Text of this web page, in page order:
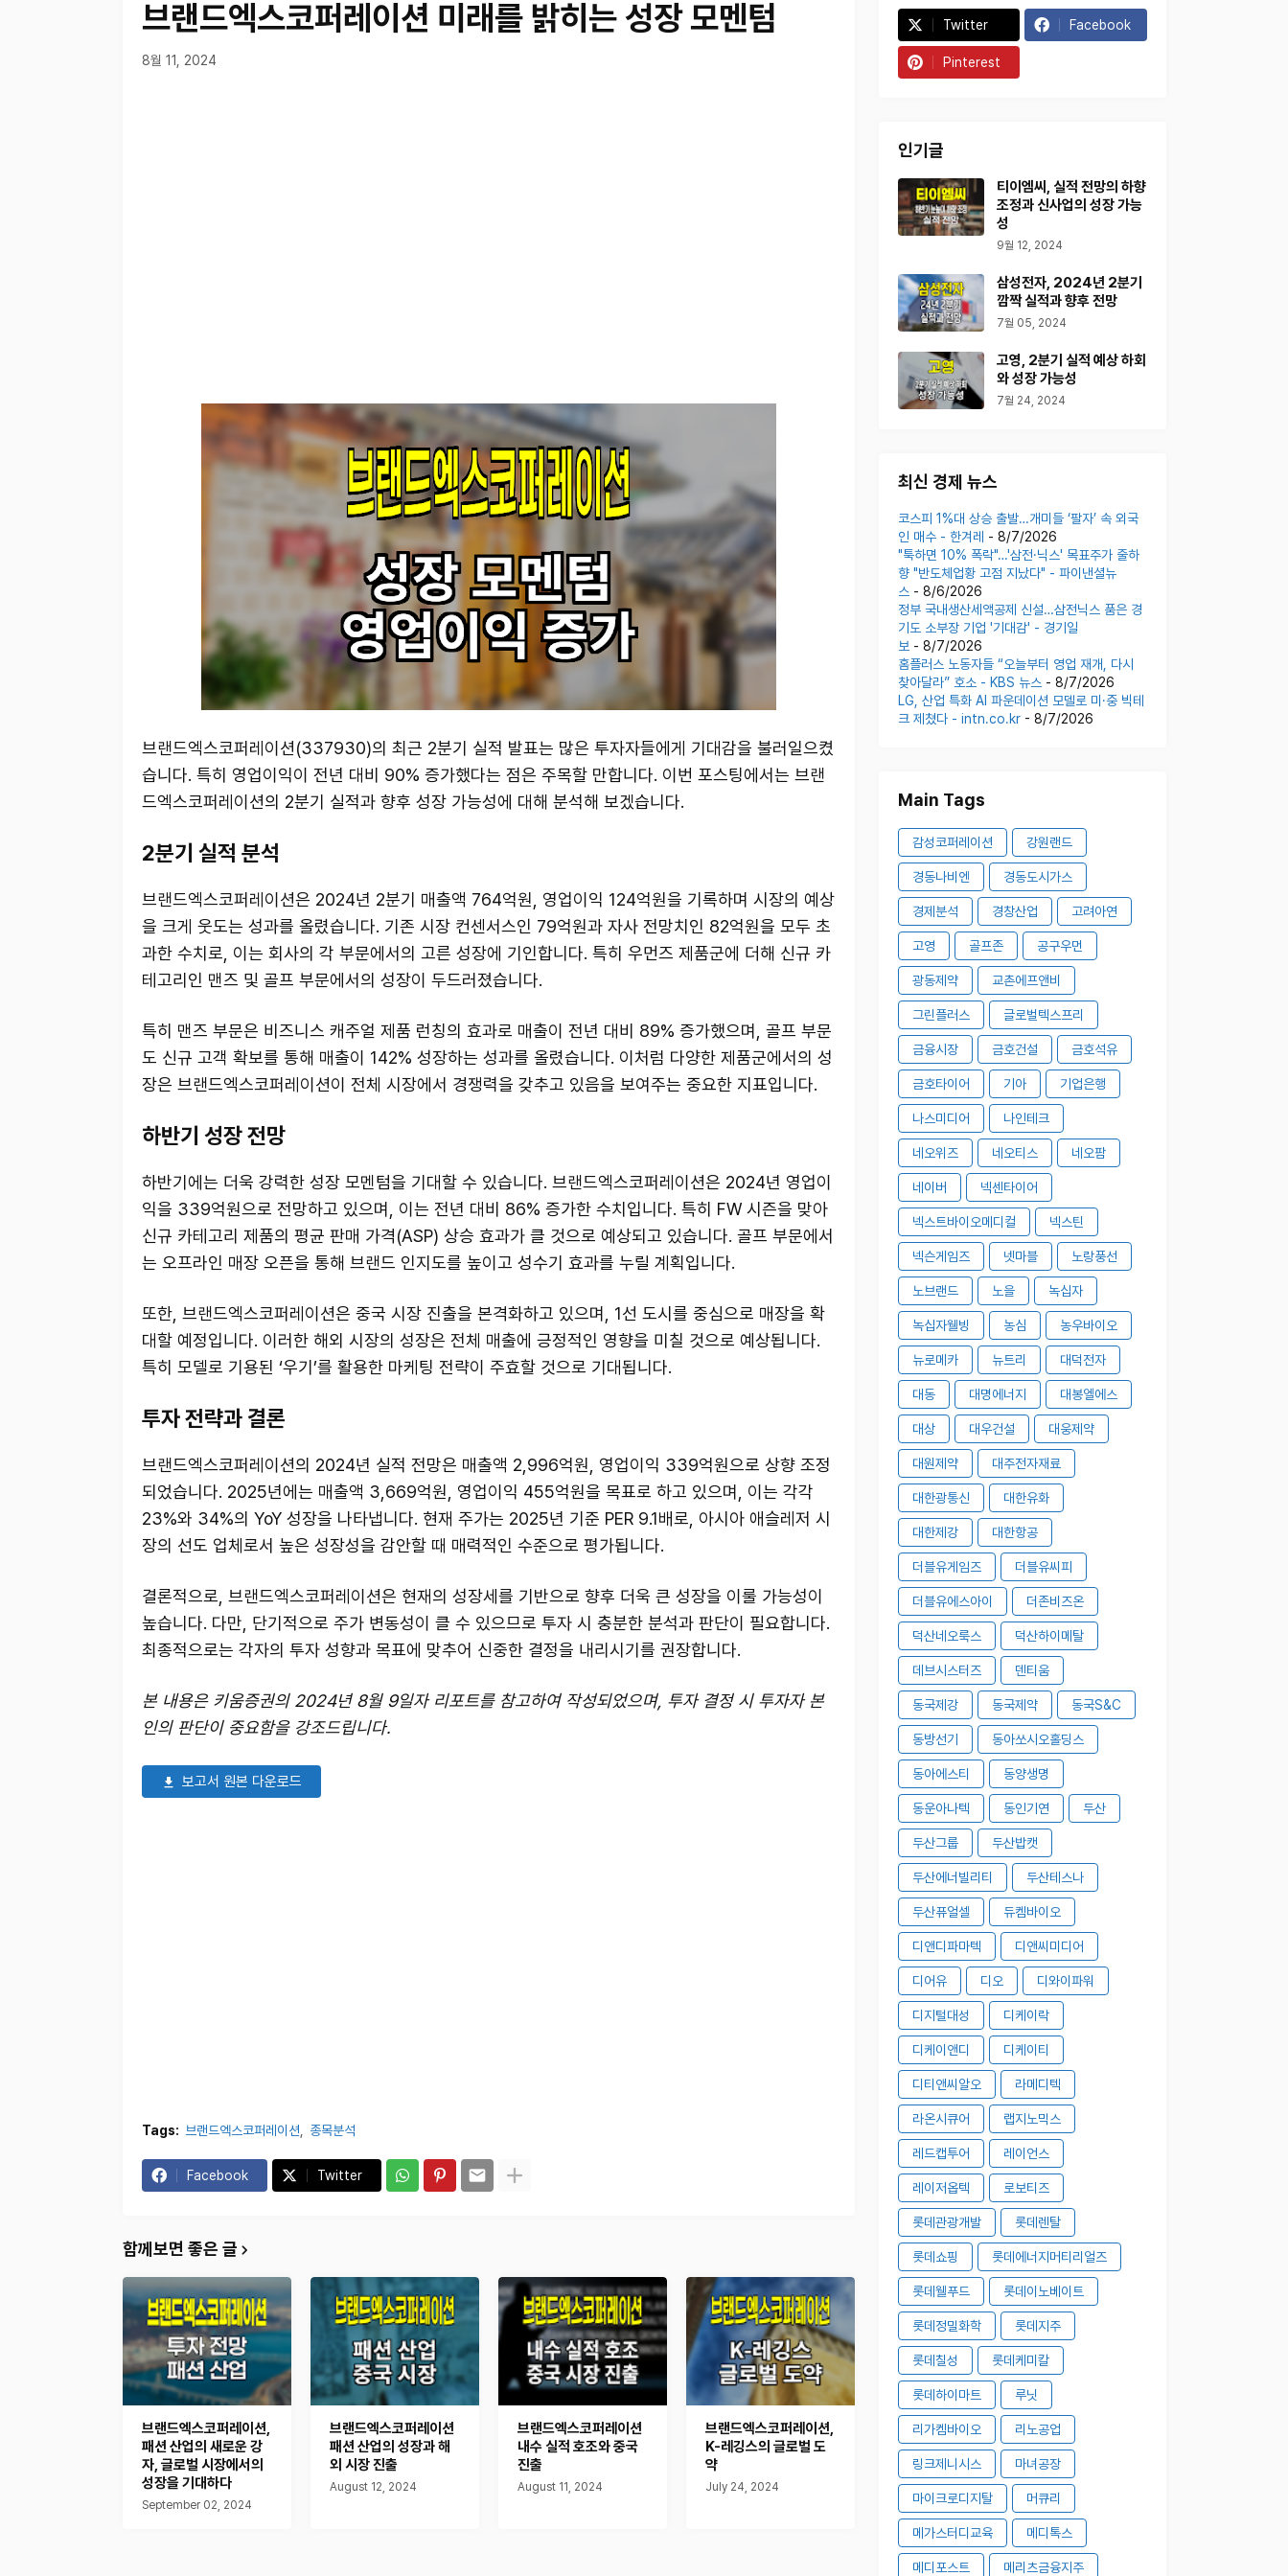
브랜드엑스코퍼레이션 미래를 밝히는 성장 모멘텀
8월 11, 2024
브랜드엑스코퍼레이션(337930)의 최근 2분기 실적 발표는 많은 투자자들에게 기대감을 불러일으켰
습니다. 특히 영업이익이 전년 대비 90% 증가했다는 점은 주목할 만합니다. 이번 포스팅에서는 브랜
드엑스코퍼레이션의 2분기 실적과 향후 성장 가능성에 대해 분석해 보겠습니다.
2분기 실적 분석
브랜드엑스코퍼레이션은 2024년 2분기 매출액 764억원, 영업이익 124억원을 기록하며 시장의 예상
을 크게 웃도는 성과를 올렸습니다. 기존 시장 컨센서스인 79억원과 자사 전망치인 82억원을 모두 초
과한 수치로, 이는 회사의 각 부문에서의 고른 성장에 기인합니다. 특히 우먼즈 제품군에 더해 신규 카
테고리인 맨즈 및 골프 부문에서의 성장이 두드러졌습니다.
특히 맨즈 부문은 비즈니스 캐주얼 제품 런칭의 효과로 매출이 전년 대비 89% 증가했으며, 골프 부문
도 신규 고객 확보를 통해 매출이 142% 성장하는 성과를 올렸습니다. 이처럼 다양한 제품군에서의 성
장은 브랜드엑스코퍼레이션이 전체 시장에서 경쟁력을 갖추고 있음을 보여주는 중요한 지표입니다.
하반기 성장 전망
하반기에는 더욱 강력한 성장 모멘텀을 기대할 수 있습니다. 브랜드엑스코퍼레이션은 2024년 영업이
익을 339억원으로 전망하고 있으며, 이는 전년 대비 86% 증가한 수치입니다. 특히 FW 시즌을 맞아
신규 카테고리 제품의 평균 판매 가격(ASP) 상승 효과가 클 것으로 예상되고 있습니다. 골프 부문에서
는 오프라인 매장 오픈을 통해 브랜드 인지도를 높이고 성수기 효과를 누릴 계획입니다.
또한, 브랜드엑스코퍼레이션은 중국 시장 진출을 본격화하고 있으며, 1선 도시를 중심으로 매장을 확
대할 예정입니다. 이러한 해외 시장의 성장은 전체 매출에 긍정적인 영향을 미칠 것으로 예상됩니다.
특히 모델로 기용된 ‘우기’를 활용한 마케팅 전략이 주효할 것으로 기대됩니다.
투자 전략과 결론
브랜드엑스코퍼레이션의 2024년 실적 전망은 매출액 2,996억원, 영업이익 339억원으로 상향 조정
되었습니다. 2025년에는 매출액 3,669억원, 영업이익 455억원을 목표로 하고 있으며, 이는 각각
23%와 34%의 YoY 성장을 나타냅니다. 현재 주가는 2025년 기준 PER 9.1배로, 아시아 애슬레저 시
장의 선도 업체로서 높은 성장성을 감안할 때 매력적인 수준으로 평가됩니다.
결론적으로, 브랜드엑스코퍼레이션은 현재의 성장세를 기반으로 향후 더욱 큰 성장을 이룰 가능성이
높습니다. 다만, 단기적으로 주가 변동성이 클 수 있으므로 투자 시 충분한 분석과 판단이 필요합니다.
최종적으로는 각자의 투자 성향과 목표에 맞추어 신중한 결정을 내리시기를 권장합니다.
본 내용은 키움증권의 2024년 8월 9일자 리포트를 참고하여 작성되었으며, 투자 결정 시 투자자 본
인의 판단이 중요함을 강조드립니다.
보고서 원본 다운로드
Tags: 브랜드엑스코퍼레이션 종목분석
Facebook Twitter
함께보면 좋은 글
브랜드엑스코퍼레이션,
패션 산업의 새로운 강
자, 글로벌 시장에서의
성장을 기대하다
September 02, 2024
브랜드엑스코퍼레이션
패션 산업의 성장과 해
외 시장 진출
August 12, 2024
브랜드엑스코퍼레이션
내수 실적 호조와 중국
진출
August 11, 2024
브랜드엑스코퍼레이션,
K-레깅스의 글로벌 도
약
July 24, 2024
Twitter Facebook
Pinterest
인기글
티이엠씨, 실적 전망의 하향
조정과 신사업의 성장 가능
성
9월 12, 2024
삼성전자, 2024년 2분기
깜짝 실적과 향후 전망
7월 05, 2024
고영, 2분기 실적 예상 하회
와 성장 가능성
7월 24, 2024
최신 경제 뉴스
코스피 1%대 상승 출발…개미들 ‘팔자’ 속 외국
인 매수 - 한겨레 - 8/7/2026
"툭하면 10% 폭락"…'삼전·닉스' 목표주가 줄하
향 "반도체업황 고점 지났다" - 파이낸셜뉴
스- 8/6/2026
정부 국내생산세액공제 신설…삼전닉스 품은 경
기도 소부장 기업 '기대감' - 경기일
보 - 8/7/2026
홈플러스 노동자들 “오늘부터 영업 재개, 다시
찾아달라” 호소 - KBS 뉴스- 8/7/2026
LG, 산업 특화 AI 파운데이션 모델로 미·중 빅테
크 제쳤다 - intn.co.kr- 8/7/2026
Main Tags
감성코퍼레이션 강원랜드
경동나비엔 경동도시가스
경제분석 경창산업 고려아연
고영 골프존 공구우먼
광동제약 교촌에프앤비
그린플러스 글로벌텍스프리
금융시장 금호건설 금호석유
금호타이어 기아 기업은행
나스미디어 나인테크
네오위즈 네오티스 네오팜
네이버 넥센타이어
넥스트바이오메디컬 넥스틴
넥슨게임즈 넷마블 노랑풍선
노브랜드 노을 녹십자
녹십자웰빙 농심 농우바이오
뉴로메카 뉴트리 대덕전자
대동 대명에너지 대봉엘에스
대상 대우건설 대웅제약
대원제약 대주전자재료
대한광통신 대한유화
대한제강 대한항공
더블유게임즈 더블유씨피
더블유에스아이 더존비즈온
덕산네오룩스 덕산하이메탈
데브시스터즈 덴티움
동국제강 동국제약 동국S&C
동방선기 동아쏘시오홀딩스
동아에스티 동양생명
동운아나텍 동인기연 두산
두산그룹 두산밥캣
두산에너빌리티 두산테스나
두산퓨얼셀 듀켐바이오
디앤디파마텍 디앤씨미디어
디어유 디오 디와이파워
디지털대성 디케이락
디케이앤디 디케이티
디티앤씨알오 라메디텍
라온시큐어 랩지노믹스
레드캡투어 레이언스
레이저옵텍 로보티즈
롯데관광개발 롯데렌탈
롯데쇼핑 롯데에너지머티리얼즈
롯데웰푸드 롯데이노베이트
롯데정밀화학 롯데지주
롯데칠성 롯데케미칼
롯데하이마트 루닛
리가켐바이오 리노공업
링크제니시스 마녀공장
마이크로디지탈 머큐리
메가스터디교육 메디톡스
메디포스트 메리츠금융지주